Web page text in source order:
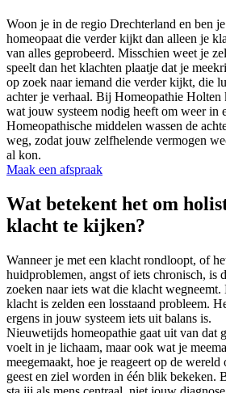
Woon je in de regio Drechterland en ben
homeopaat die verder kijkt dan alleen je
van alles geprobeerd. Misschien weet je
speelt dan het klachten plaatje dat je
op zoek naar iemand die verder kijkt, die
achter je verhaal. Bij Homeopathie Holten
wat jouw systeem nodig heeft om weer in
Homeopathische middelen wassen de
weg, zodat jouw zelfhelende vermogen
al kon.
Maak een afspraak
Wat betekent het om
klacht te kijken?
Wanneer je met een klacht rondloopt, of
huidproblemen, angst of iets chronisch, is
zoeken naar iets wat die klacht
klacht is zelden een losstaand probleem.
ergens in jouw systeem iets uit balans is.
Nieuwetijds homeopathie gaat uit van dat
voelt in je lichaam, maar ook wat je
meegemaakt, hoe je reageert op de
geest en ziel worden in één blik bekeken.